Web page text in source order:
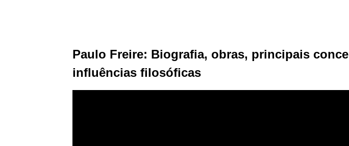
Paulo Freire: Biografia, obras, principais
influências filosóficas